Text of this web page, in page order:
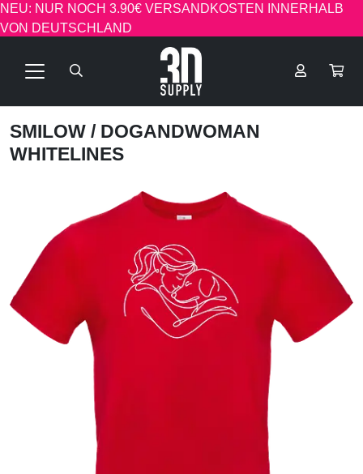
NEU: NUR NOCH 3.90€ VERSANDKOSTEN INNERHALB
VON DEUTSCHLAND
SMILOW / DOGANDWOMAN
WHITELINES